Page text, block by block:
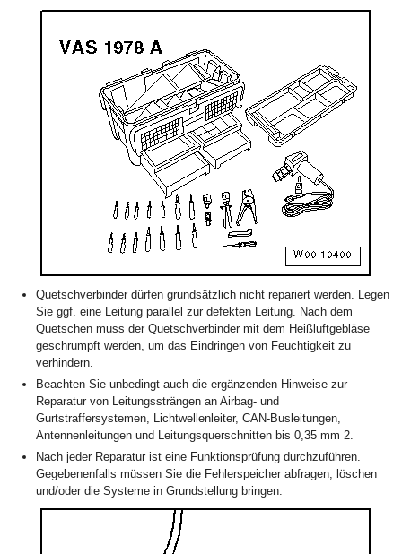
Quetschverbinder dürfen grundsätzlich nicht repariert werden. Legen
Sie ggf. eine Leitung parallel zur defekten Leitung. Nach dem
Quetschen muss der Quetschverbinder mit dem Heißluftgebläse
geschrumpft werden, um das Eindringen von Feuchtigkeit zu
verhindern.
Beachten Sie unbedingt auch die ergänzenden Hinweise zur
Reparatur von Leitungssträngen an Airbag- und
Gurtstraffersystemen, Lichtwellenleiter, CAN-Busleitungen,
Antennenleitungen und Leitungsquerschnitten bis 0,35 mm 2.
Nach jeder Reparatur ist eine Funktionsprüfung durchzuführen.
Gegebenenfalls müssen Sie die Fehlerspeicher abfragen, löschen
und/oder die Systeme in Grundstellung bringen.